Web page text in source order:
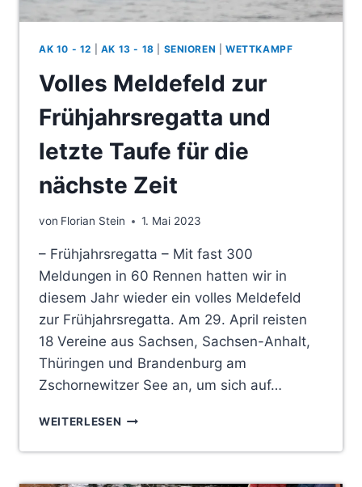
AK 10 - 12 AK 13 - 18 SENIOREN |WETTKAMPF
Volles Meldefeld zur
Frühjahrsregatta und
letzte Taufe für die
nächste Zeit
von Florian Stein 1. Mai 2023
– Frühjahrsregatta – Mit fast 300
Meldungen in 60 Rennen hatten wir in
diesem Jahr wieder ein volles Meldefeld
zur Frühjahrsregatta. Am 29. April reisten
18 Vereine aus Sachsen, Sachsen-Anhalt,
Thüringen und Brandenburg am
Zschornewitzer See an, um sich auf…
WEITERLESEN VOLLES
ZUR